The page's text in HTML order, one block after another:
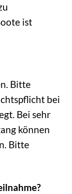
ist
Bitte
bei
Bei sehr
können
Bitte